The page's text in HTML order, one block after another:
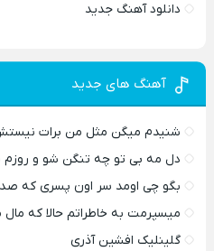
دانلود آهنگ جدید
آهنگ های جدید
شنیدم میگن مثل من برات
دل مه بی تو چه تنگن شو و روزم
بگو چی اومد سر اون پسری که
میسپرمت به خاطراتم حالا که
گلینلیک افشین آذری